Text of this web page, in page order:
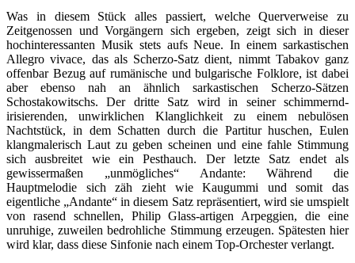
Was in diesem Stück alles passiert, welche Querverweise zu
Zeitgenossen und Vorgängern sich ergeben, zeigt sich in dieser
hochinteressanten Musik stets aufs Neue. In einem sarkastischen
Allegro vivace, das als Scherzo-Satz dient, nimmt Tabakov ganz
offenbar Bezug auf rumänische und bulgarische Folklore, ist dabei
aber ebenso nah an ähnlich sarkastischen Scherzo-Sätzen
Schostakowitschs. Der dritte Satz wird in seiner schimmernd-
irisierenden, unwirklichen Klanglichkeit zu einem nebulösen
Nachtstück, in dem Schatten durch die Partitur huschen, Eulen
klangmalerisch Laut zu geben scheinen und eine fahle Stimmung
sich ausbreitet wie ein Pesthauch. Der letzte Satz endet als
gewissermaßen „unmögliches“ Andante: Während die
Hauptmelodie sich zäh zieht wie Kaugummi und somit das
eigentliche „Andante“ in diesem Satz repräsentiert, wird sie umspielt
von rasend schnellen, Philip Glass-artigen Arpeggien, die eine
unruhige, zuweilen bedrohliche Stimmung erzeugen. Spätesten hier
wird klar, dass diese Sinfonie nach einem Top-Orchester verlangt.